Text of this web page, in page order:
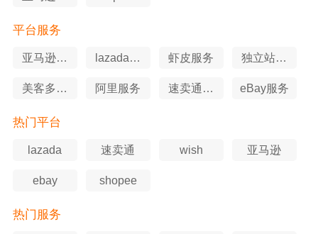
平台服务
亚马逊服
lazada服
虾皮服务
独立站服
美客多服
阿里服务
速卖通服
eBay服务
热门平台
lazada 速卖通 wish 亚马逊
ebay shopee
热门服务